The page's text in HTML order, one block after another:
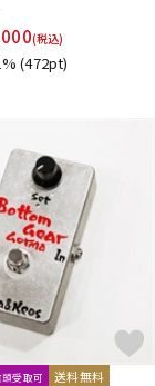
(税込)
(472pt)
頭受取可 送料無料